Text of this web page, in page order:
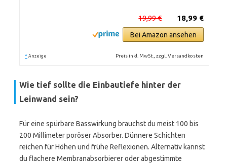
18,99 €
19,99 €
Bei Amazon ansehen
* Anzeige Preis inkl. MwSt., zzgl. Versandkosten
Wie tief sollte die Einbautiefe hinter der
Leinwand sein?
Für eine spürbare Basswirkung brauchst du meist 100 bis
200 Millimeter poröser Absorber. Dünnere Schichten
reichen für Höhen und frühe Reflexionen. Alternativ kannst
du flachere Membranabsorbierer oder abgestimmte